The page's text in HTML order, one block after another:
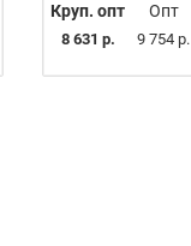
Круп. опт
8 631 р.
Опт
9 754 р.